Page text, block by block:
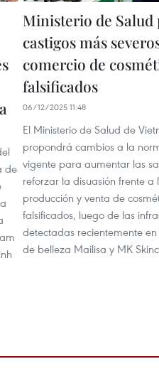
de
Ministerio de Salud
castigos más
comercio de
falsificados
06/12/2025 11:48
El Ministerio de Salud de
propondrá cambios a la
vigente para aumentar las
reforzar la disuasión frente a
producción y venta de
falsificados, luego de las
detectadas recientemente
de belleza Mailisa y MK